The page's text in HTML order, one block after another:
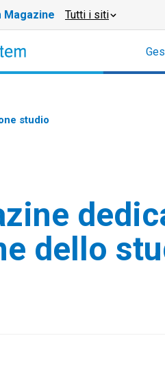
Magazine Tutti i siti
studio
dello